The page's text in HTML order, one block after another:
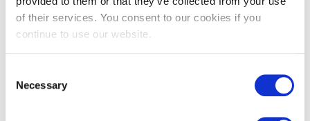
of their services. You consent to our cookies if you
continue to use our website.
Selection
Necessary
Juste pourquoi il est important de ne pas seulement recruter
des gens, mais aussi de les garder et guider dans leur carrière
avec les services que Select HR peut offrir.